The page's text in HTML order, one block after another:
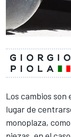
Los cambios
lugar de
monoplaza,